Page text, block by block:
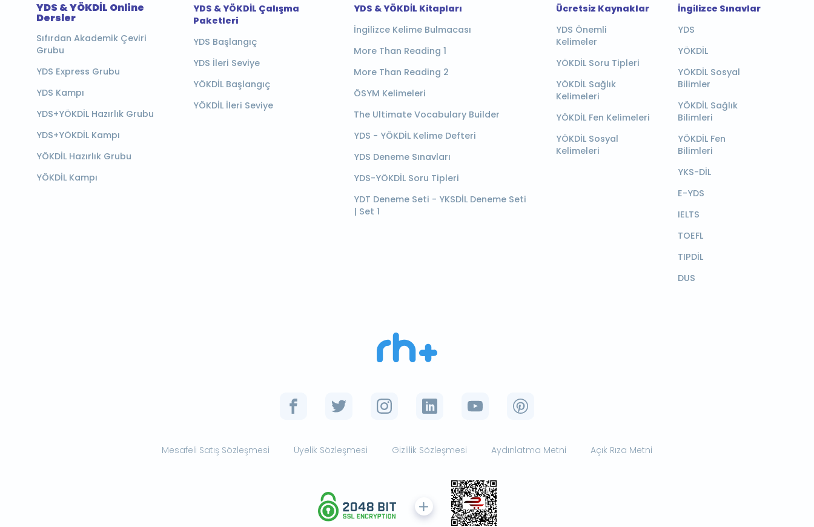
YDS & YÖKDİL Online
Dersler
Sıfırdan Akademik Çeviri
Grubu
YDS Express Grubu
YDS Kampı
YDS+YÖKDİL Hazırlık Grubu
YDS+YÖKDİL Kampı
YÖKDİL Hazırlık Grubu
YÖKDİL Kampı
YDS & YÖKDİL Çalışma
Paketleri
YDS Başlangıç
YDS İleri Seviye
YÖKDİL Başlangıç
YÖKDİL İleri Seviye
YDS & YÖKDİL Kitapları
İngilizce Kelime Bulmacası
More Than Reading 1
More Than Reading 2
ÖSYM Kelimeleri
The Ultimate Vocabulary Builder
YDS - YÖKDİL Kelime Defteri
YDS Deneme Sınavları
YDS-YÖKDİL Soru Tipleri
YDT Deneme Seti - YKSDİL Deneme Seti
| Set 1
Ücretsiz Kaynaklar
YDS Önemli
Kelimeler
YÖKDİL Soru Tipleri
YÖKDİL Sağlık
Kelimeleri
YÖKDİL Fen Kelimeleri
YÖKDİL Sosyal
Kelimeleri
İngilizce Sınavlar
YDS
YÖKDİL
YÖKDİL Sosyal
Bilimler
YÖKDİL Sağlık
Bilimleri
YÖKDİL Fen
Bilimleri
YKS-DİL
E-YDS
IELTS
TOEFL
TIPDİL
DUS
Mesafeli Satış Sözleşmesi Üyelik Sözleşmesi Gizlilik Sözleşmesi Aydınlatma Metni Açık Rıza Metni